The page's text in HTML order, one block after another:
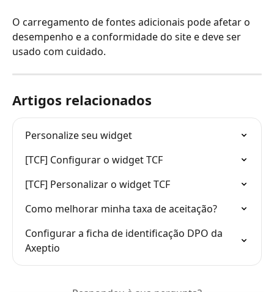
O carregamento de fontes adicionais pode afetar o
desempenho e a conformidade do site e deve ser
usado com cuidado.
Artigos relacionados
Personalize seu widget
[TCF] Configurar o widget TCF
[TCF] Personalizar o widget TCF
Como melhorar minha taxa de aceitação?
Configurar a ficha de identificação DPO da
Axeptio